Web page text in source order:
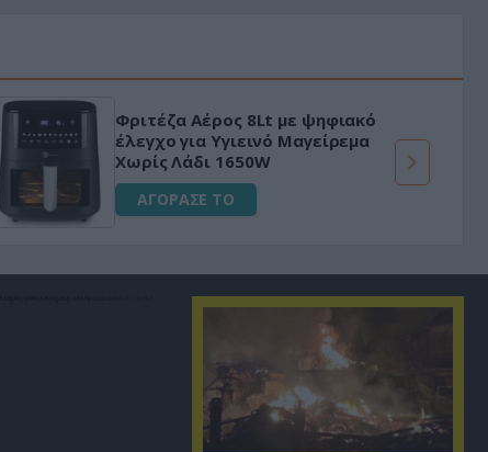
Φριτέζα Αέρος 8Lt με ψηφιακό
έλεγχο για Υγιεινό Μαγείρεμα
Χωρίς Λάδι 1650W
ΑΓΟΡΑΣΕ ΤΟ